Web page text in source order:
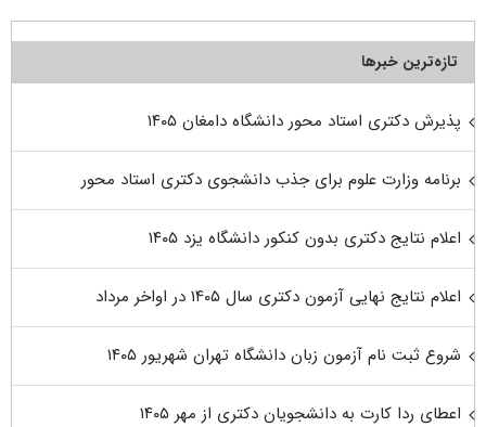
تازه‌ترین خبرها
پذیرش دکتری استاد محور دانشگاه دامغان ۱۴۰۵
برنامه وزارت علوم برای جذب دانشجوی دکتری استاد محور
اعلام نتایج دکتری بدون کنکور دانشگاه یزد ۱۴۰۵
اعلام نتایج نهایی آزمون دکتری سال ۱۴۰۵ در اواخر مرداد
شروع ثبت نام آزمون زبان دانشگاه تهران شهریور ۱۴۰۵
اعطای ردا کارت به دانشجویان دکتری از مهر ۱۴۰۵